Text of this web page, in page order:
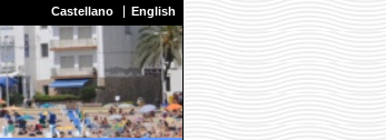
Castellano English